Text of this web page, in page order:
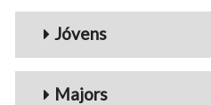
Jóvens
Majors